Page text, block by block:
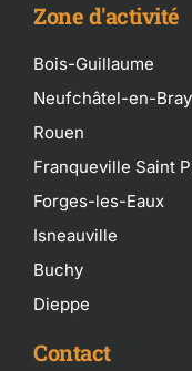
Zone d'activité
Bois-Guillaume
Neufchâtel-en-Bray
Rouen
Franqueville Saint
Forges-les-Eaux
Isneauville
Buchy
Dieppe
Contact